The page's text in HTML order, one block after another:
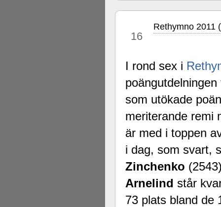
16
Rethymno 2011
I rond sex i
som utökade
meriterande remi
är med i toppen
i dag, som svart,
Zinchenko
Arnelind står
73 plats bland de